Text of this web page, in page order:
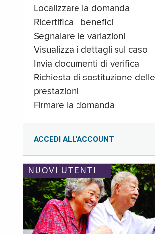
Localizzare la domanda
Ricertifica i benefici
Segnalare le variazioni
Visualizza i dettagli sul caso
Invia documenti di verifica
Richiesta di sostituzione delle
prestazioni
Firmare la domanda
ACCEDI ALL’ACCOUNT
NUOVI UTENTI